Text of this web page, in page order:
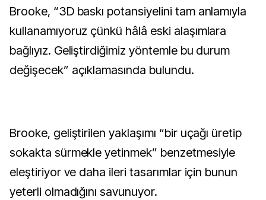
Brooke, “3D baskı potansiyelini tam anlamıyla
kullanamıyoruz çünkü hâlâ eski alaşımlara
bağlıyız. Geliştirdiğimiz yöntemle bu durum
değişecek” açıklamasında bulundu.
Brooke, geliştirilen yaklaşımı “bir uçağı üretip
sokakta sürmekle yetinmek” benzetmesiyle
eleştiriyor ve daha ileri tasarımlar için bunun
yeterli olmadığını savunuyor.